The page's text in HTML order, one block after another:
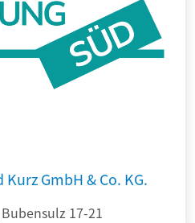
GmbH & Co. KG.
17-21